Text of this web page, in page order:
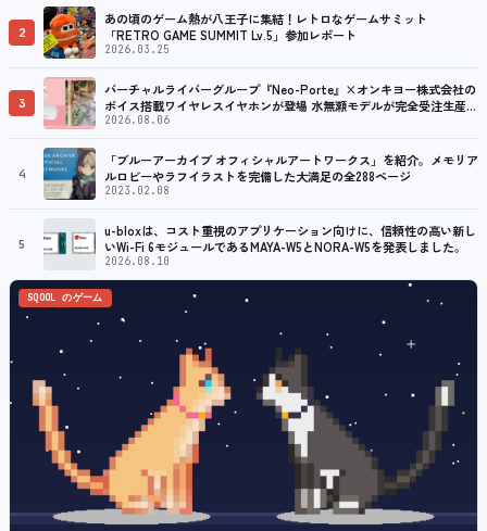
2
あの頃のゲーム熱が八王子に集結！レトロなゲームサミット
「RETRO GAME SUMMIT Lv.5」参加レポート
2026.03.25
3
バーチャルライバーグループ『Neo-Porte』×オンキヨー株式会社の
ボイス搭載ワイヤレスイヤホンが登場 水無瀬モデルが完全受注生産で
販売決定！ ８月７日（金）15：00から受注開始
2026.08.06
4
「ブルーアーカイブ オフィシャルアートワークス」を紹介。メモリア
ルロビーやラフイラストを完備した大満足の全288ページ
2023.02.08
5
u-bloxは、コスト重視のアプリケーション向けに、信頼性の高い新し
いWi-Fi 6モジュールであるMAYA-W5とNORA-W5を発表しました。
2026.08.10
SQOOL のゲーム